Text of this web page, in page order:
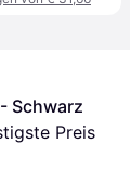
Schwarz
Preis